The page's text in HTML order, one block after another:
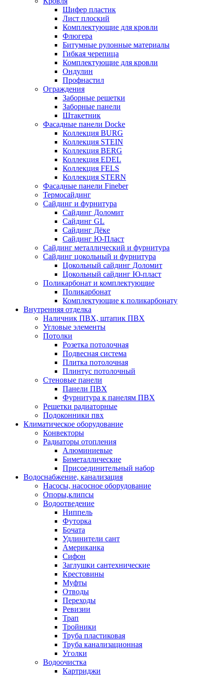
Шифер пластик
Лист плоский
Комплектующие для кровли
Флюгера
Битумные рулонные материалы
Гибкая черепица
Комплектующие для кровли
Ондулин
Профнастил
Ограждения
Заборные решетки
Заборные панели
Штакетник
Фасадные панели Docke
Коллекция BURG
Коллекция STEIN
Коллекция BERG
Коллекция EDEL
Коллекция FELS
Коллекция STERN
Фасадные панели Fineber
Термосайдинг
Сайдинг и фурнитура
Сайдинг Доломит
Сайдинг GL
Сайдинг Дёке
Сайдинг Ю-Пласт
Сайдинг металлический и фурнитура
Сайдинг цокольный и фурнитура
Цокольный сайдинг Доломит
Цокольный сайдинг Ю-пласт
Поликарбонат и комплектующие
Поликарбонат
Комплектующие к поликарбонату
Внутренняя отделка
Наличник ПВХ, штапик ПВХ
Угловые элементы
Потолки
Розетка потолочная
Подвесная система
Плитка потолочная
Плинтус потолочный
Стеновые панели
Панели ПВХ
Фурнитура к панелям ПВХ
Решетки радиаторные
Подоконники пвх
Климатическое оборудование
Конвекторы
Радиаторы отопления
Алюминиевые
Биметаллические
Присоединительный набор
Водоснабжение, канализация
Насосы, насосное оборудование
Опоры,клипсы
Водоотведение
Ниппель
Футорка
Бочата
Удлинители сант
Американка
Сифон
Заглушки сантехнические
Крестовины
Муфты
Отводы
Переходы
Ревизии
Трап
Тройники
Труба пластиковая
Труба канализационная
Уголки
Водоочистка
Картриджи